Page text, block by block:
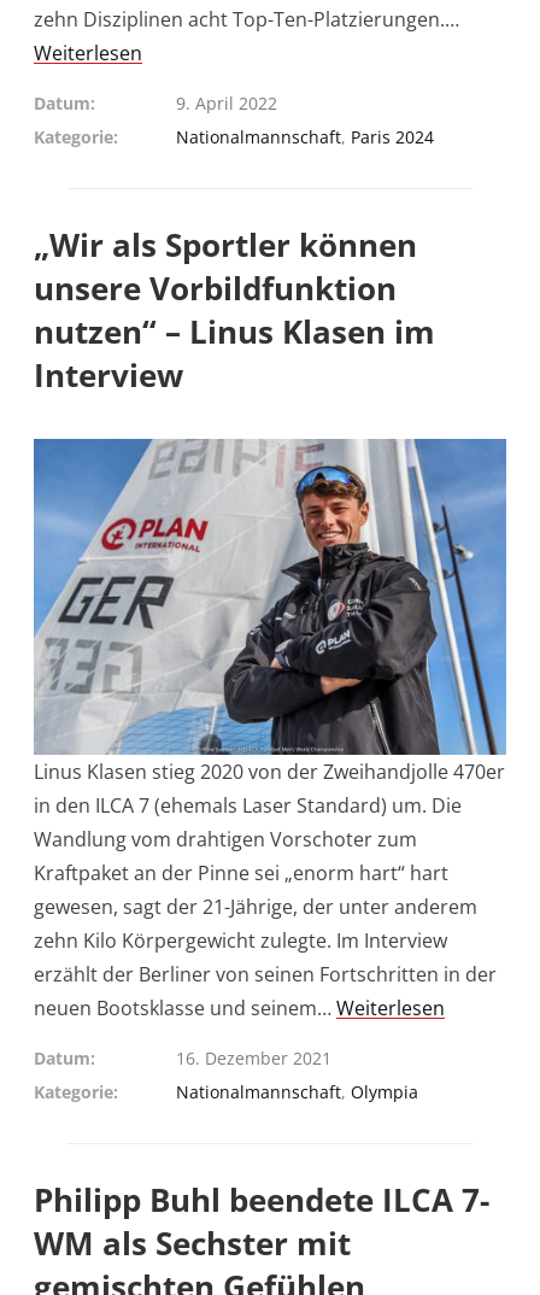
zehn Disziplinen acht Top-Ten-Platzierungen.…
Weiterlesen
Datum
9. April 2022
Kategorie
Nationalmannschaft, Paris 2024
„Wir als Sportler können
unsere Vorbildfunktion
nutzen“ – Linus Klasen im
Interview
Linus Klasen stieg 2020 von der Zweihandjolle 470er
in den ILCA 7 (ehemals Laser Standard) um. Die
Wandlung vom drahtigen Vorschoter zum
Kraftpaket an der Pinne sei „enorm hart“ hart
gewesen, sagt der 21-Jährige, der unter anderem
zehn Kilo Körpergewicht zulegte. Im Interview
erzählt der Berliner von seinen Fortschritten in der
neuen Bootsklasse und seinem…Weiterlesen
Datum
16. Dezember 2021
Kategorie
Nationalmannschaft, Olympia
Philipp Buhl beendete ILCA 7-
WM als Sechster mit